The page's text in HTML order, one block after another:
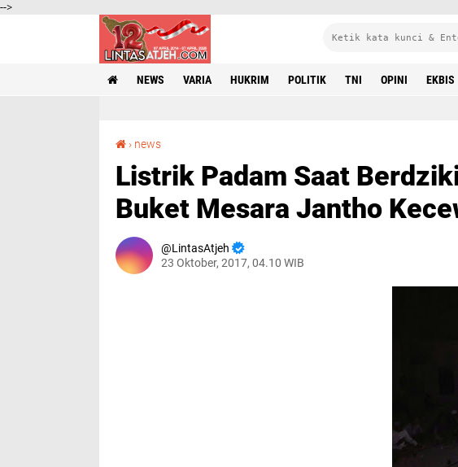
-->
NEWS VARIA HUKRIM POLITIK TNI OPINI EKBIS
› news
Listrik Padam Saat
Buket Mesara Jantho
LintasAtjeh
23 Oktober, 2017, 04.10 WIB